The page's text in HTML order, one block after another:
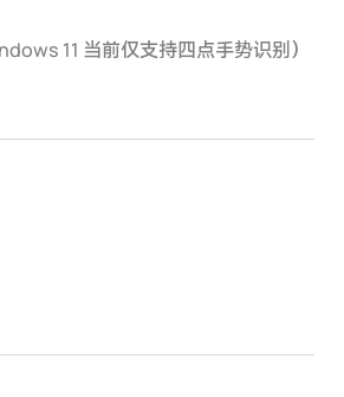
11 当前仅支持四点手势识别）